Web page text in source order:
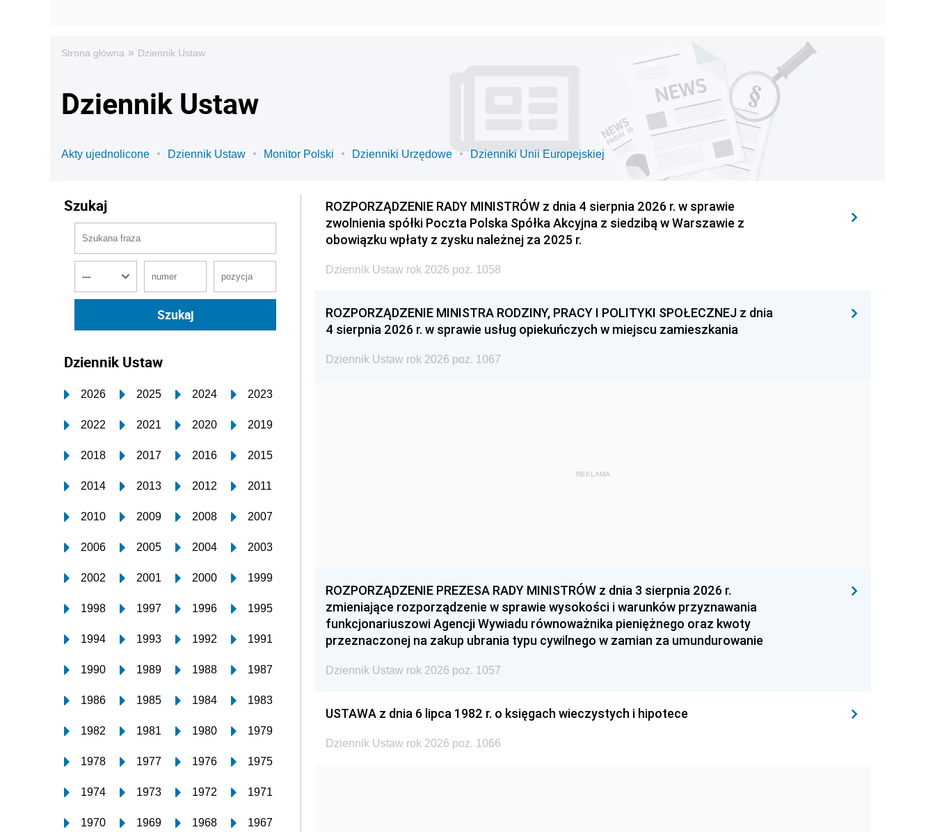
Strona główna » Dziennik Ustaw
Dziennik Ustaw
Akty ujednolicone Dziennik Ustaw Monitor Polski Dzienniki Urzędowe Dzienniki Unii Europejskiej
Szukaj
Dziennik Ustaw
2026 2025 2024 2023
2022 2021 2020 2019
2018 2017 2016 2015
2014 2013 2012 2011
2010 2009 2008 2007
2006 2005 2004 2003
2002 2001 2000 1999
1998 1997 1996 1995
1994 1993 1992 1991
1990 1989 1988 1987
1986 1985 1984 1983
1982 1981 1980 1979
1978 1977 1976 1975
1974 1973 1972 1971
1970 1969 1968 1967
ROZPORZĄDZENIE RADY MINISTRÓW z dnia 4 sierpnia 2026 r. w sprawie
zwolnienia spółki Poczta Polska Spółka Akcyjna z siedzibą w Warszawie z
obowiązku wpłaty z zysku należnej za 2025 r.
Dziennik Ustaw rok 2026 poz. 1058
ROZPORZĄDZENIE MINISTRA RODZINY, PRACY I POLITYKI SPOŁECZNEJ z dnia
4 sierpnia 2026 r. w sprawie usług opiekuńczych w miejscu zamieszkania
Dziennik Ustaw rok 2026 poz. 1067
REKLAMA
ROZPORZĄDZENIE PREZESA RADY MINISTRÓW z dnia 3 sierpnia 2026 r.
zmieniające rozporządzenie w sprawie wysokości i warunków przyznawania
funkcjonariuszowi Agencji Wywiadu równoważnika pieniężnego oraz kwoty
przeznaczonej na zakup ubrania typu cywilnego w zamian za umundurowanie
Dziennik Ustaw rok 2026 poz. 1057
USTAWA z dnia 6 lipca 1982 r. o księgach wieczystych i hipotece
Dziennik Ustaw rok 2026 poz. 1066